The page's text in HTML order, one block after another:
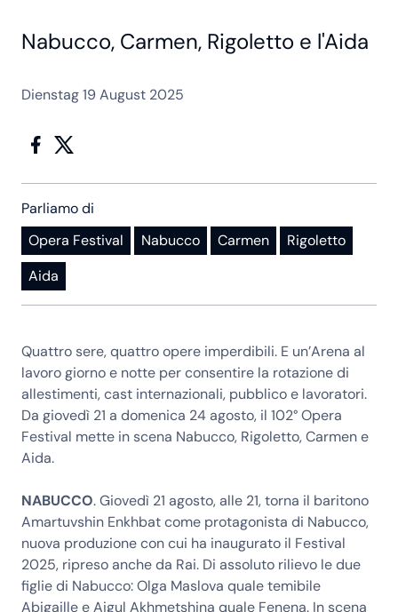
Nabucco, Carmen, Rigoletto e l'Aida
Dienstag 19 August 2025
Parliamo di
Opera Festival
Nabucco Carmen
Rigoletto
Aida
Quattro sere, quattro opere imperdibili. E un’Arena al
lavoro giorno e notte per consentire la rotazione di
allestimenti, cast internazionali, pubblico e lavoratori.
Da giovedì 21 a domenica 24 agosto, il 102° Opera
Festival mette in scena Nabucco, Rigoletto, Carmen e
Aida.
NABUCCO. Giovedì 21 agosto, alle 21, torna il baritono
Amartuvshin Enkhbat come protagonista di Nabucco,
nuova produzione con cui ha inaugurato il Festival
2025, ripreso anche da Rai. Di assoluto rilievo le due
figlie di Nabucco: Olga Maslova quale temibile
Abigaille e Aigul Akhmetshina quale Fenena. In scena